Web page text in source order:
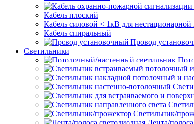
Кабель плоский
Кабель силовой < 1кВ для нестационарной
Кабель спиральный
Провод
Светильники
Светильник/
Лента/